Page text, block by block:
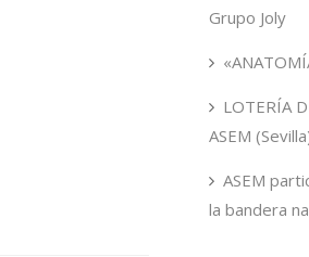
Grupo Joly
LOTERÍA
ASEM
ASEM
la bandera